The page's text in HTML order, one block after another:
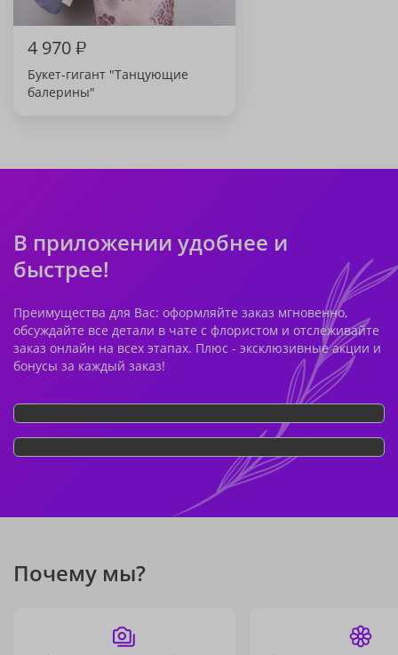
4 970₽
Букет-гигант "Танцующие
балерины"
В приложении удобнее и
быстрее!
Преимущества для Вас: оформляйте заказ мгновенно,
обсуждайте все детали в чате с флористом и отслеживайте
заказ онлайн на всех этапах. Плюс - эксклюзивные акции и
бонусы за каждый заказ!
Почему мы?